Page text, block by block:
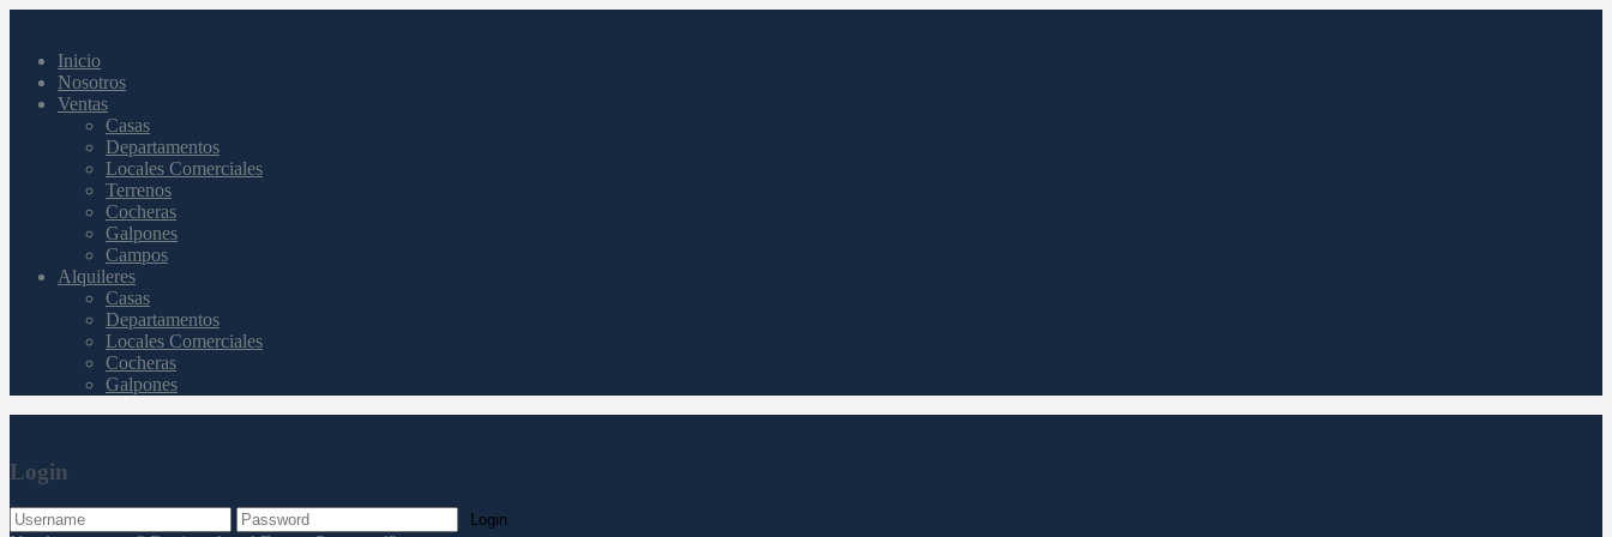
Inicio
Nosotros
Ventas
Casas
Departamentos
Locales Comerciales
Terrenos
Cocheras
Galpones
Campos
Alquileres
Casas
Departamentos
Locales Comerciales
Cocheras
Galpones
Login
Login